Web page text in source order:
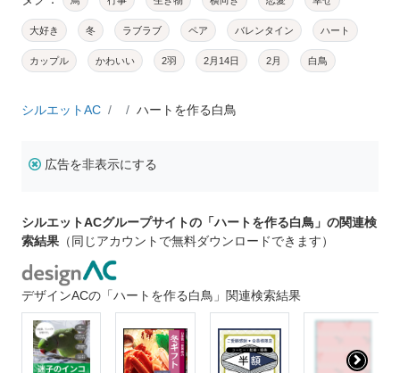
大好き 冬 ラブラブ ペア バレンタイン ハート
カップル かわいい 2羽 2月14日 2月 白鳥
シルエットAC ハートを作る白鳥
広告を非表示にする
シルエットACグループサイトの「ハートを作る白鳥」の関連検
索結果 （同じアカウントで無料ダウンロードできます）
デザインACの「ハートを作る白鳥」関連検索結果